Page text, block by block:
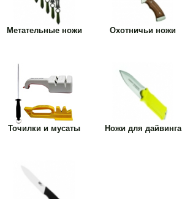
Метательные ножи Охотничьи ножи
Точилки и мусаты Ножи для дайвинга